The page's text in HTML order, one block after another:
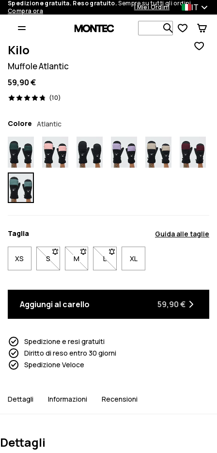
Spedizione gratuita. Reso gratuito.Sempre su tutti gli ordini.
Compra ora
I Miei Ordini IT
Cerca tra 1
Kilo
Muffole Atlantic
59,90 €
(10)
10 recensioni, 4.8/5
Colore Atlantic
Taglia Guida alle taglie
XS S- Taglia S non disponibile. Clicca per essere
M- Taglia M non disponibile. Clicca per
L- Taglia L non disponibile. Clicca
XL
Aggiungi al carello 59,90 €
Spedizione e resi gratuiti
Diritto di reso entro 30 giorni
Spedizione Veloce
Dettagli Informazioni Recensioni
Dettagli